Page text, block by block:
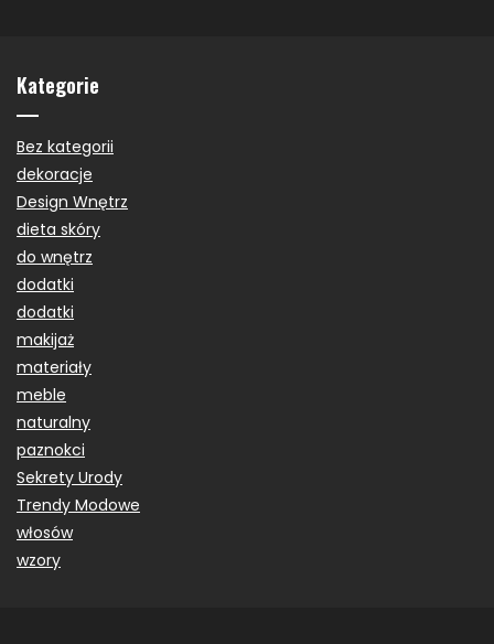
Kategorie
Bez kategorii
dekoracje
Design Wnętrz
dieta skóry
do wnętrz
dodatki
dodatki
makijaż
materiały
meble
naturalny
paznokci
Sekrety Urody
Trendy Modowe
włosów
wzory